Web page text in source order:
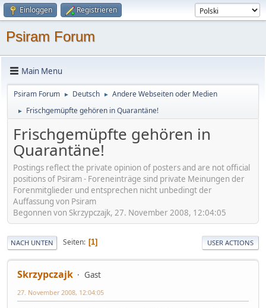
Einloggen Registrieren
Psiram Forum
Main Menu
Psiram Forum ► Deutsch ► Andere Webseiten oder Medien
► Frischgemüpfte gehören in Quarantäne!
Frischgemüpfte gehören in
Quarantäne!
Postings reflect the private opinion of posters and are not official
positions of Psiram - Foreneinträge sind private Meinungen der
Forenmitglieder und entsprechen nicht unbedingt der
Auffassung von Psiram
Begonnen von Skrzypczajk, 27. November 2008, 12:04:05
NACH UNTEN Seiten 1 USER ACTIONS
Skrzypczajk Gast
27. November 2008, 12:04:05